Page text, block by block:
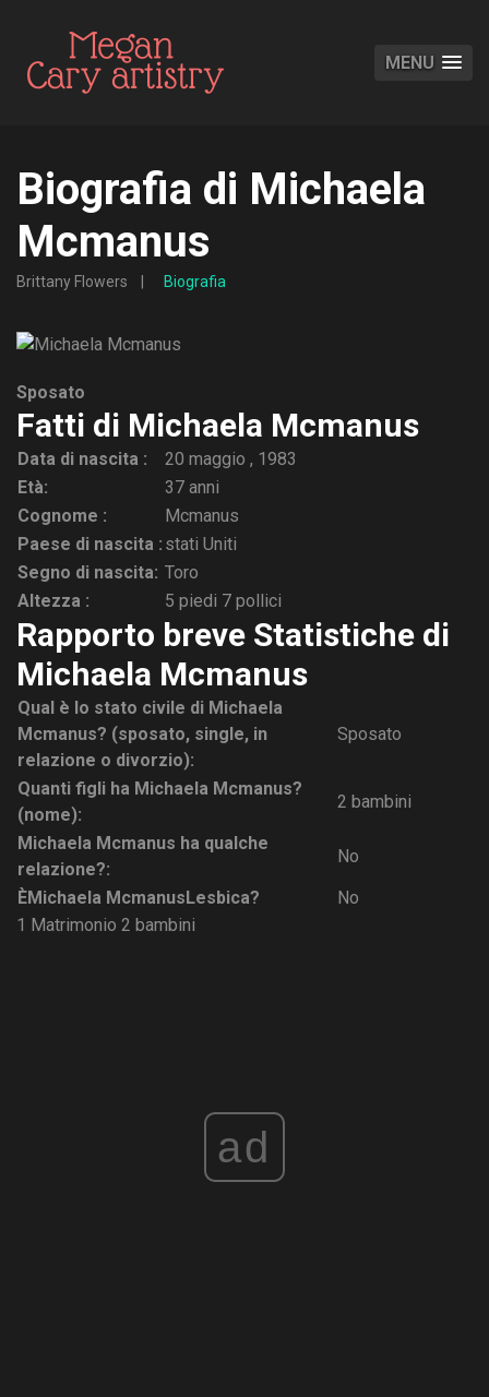
MENU
Biografia di Michaela
Mcmanus
Brittany Flowers Biografia
Sposato
Fatti di Michaela Mcmanus
Data di nascita :
20 maggio , 1983
Età:
37 anni
Cognome :
Mcmanus
Paese di nascita : stati Uniti
Segno di nascita: Toro
Altezza :
5 piedi 7 pollici
Rapporto breve Statistiche di
Michaela Mcmanus
Qual è lo stato civile di Michaela
Mcmanus? (sposato, single, in
relazione o divorzio):
Sposato
Quanti figli ha Michaela Mcmanus?
(nome):
2 bambini
Michaela Mcmanus ha qualche
relazione?:
No
ÈMichaela McmanusLesbica?
No
1 Matrimonio 2 bambini
ad